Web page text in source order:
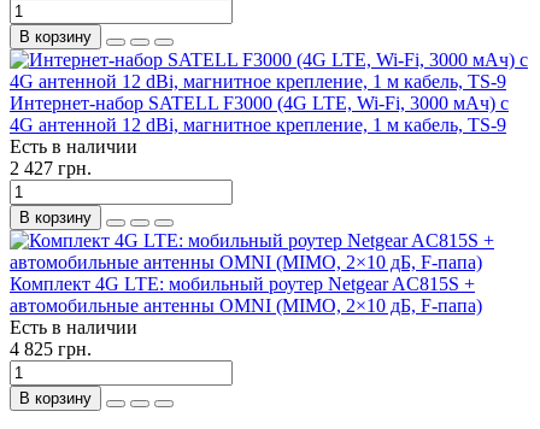
В корзину
Интернет-набор SATELL F3000 (4G LTE, Wi-Fi, 3000 мАч) с
4G антенной 12 dBi, магнитное крепление, 1 м кабель, TS-9
Есть в наличии
2 427 грн.
В корзину
Комплект 4G LTE: мобильный роутер Netgear AC815S +
автомобильные антенны OMNI (MIMO, 2×10 дБ, F-папа)
Есть в наличии
4 825 грн.
В корзину